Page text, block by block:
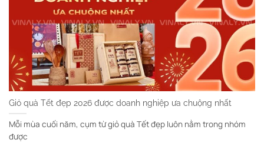
Giỏ quà Tết đẹp 2026 được doanh nghiệp ưa chuộng nhất
Mỗi mùa cuối năm, cụm từ giỏ quà Tết đẹp luôn nằm trong nhóm
được